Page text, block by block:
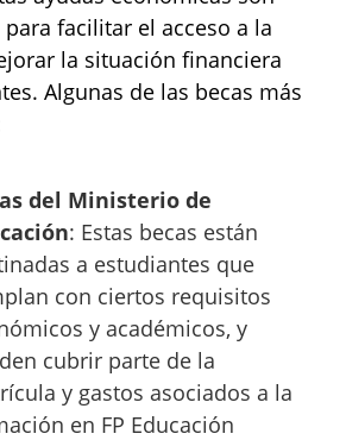
facilitar el acceso a la
la situación financiera
Algunas de las becas más
del Ministerio de
: Estas becas están
a estudiantes que
con ciertos requisitos
y académicos, y
cubrir parte de la
y gastos asociados a la
en FP Educación